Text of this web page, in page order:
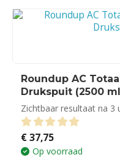
Roundup AC
Drukspuit (2500
Zichtbaar resultaat na
0 out of 5
€37,75
Op voorraad